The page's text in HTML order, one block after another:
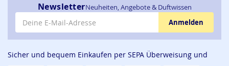
NewsletterNeuheiten, Angebote & Duftwissen
E-Mail-Adresse
Anmelden
Sicher und bequem Einkaufen per SEPA Überweisung und